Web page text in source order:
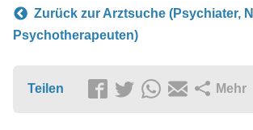
Zurück zur Arztsuche (Psychiater,
Psychotherapeuten)
Teilen Mehr